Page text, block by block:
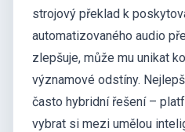
strojový překlad k
automatizovaného audio
zlepšuje, může mu unikat
významové odstíny.
často hybridní řešení –
vybrat si mezi umělou